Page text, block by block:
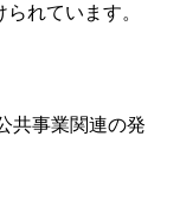
れています。
共事業関連の発